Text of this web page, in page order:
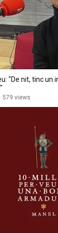
"De nit, tinc un
579 views